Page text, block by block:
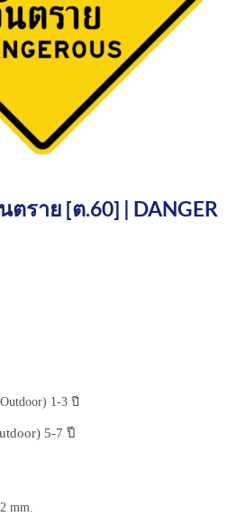
ราย [ต.60] | DANGER
1-3 ปี
5-7 ปี
mm.